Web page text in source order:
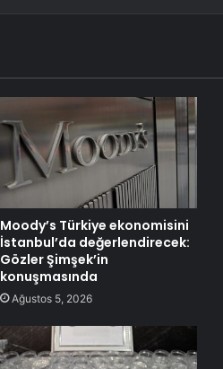
Moody’s Türkiye ekonomisini
İstanbul’da değerlendirecek:
Gözler Şimşek’in
konuşmasında
Ağustos 5, 2026